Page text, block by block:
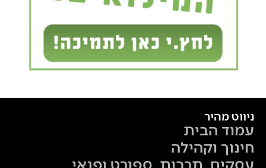
ניווט מהיר
עמוד הבית
חינוך וקהילה
עסקים, תרבות, ספורט ופנאי